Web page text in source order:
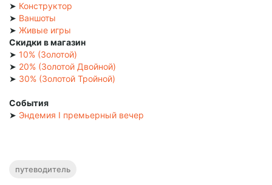
➤ Конструктор
➤ Ваншоты
➤ Живые игры
Скидки в магазин
➤ 10% (Золотой)
➤ 20% (Золотой Двойной)
➤ 30% (Золотой Тройной)
События
➤ Эндемия I премьерный вечер
путеводитель